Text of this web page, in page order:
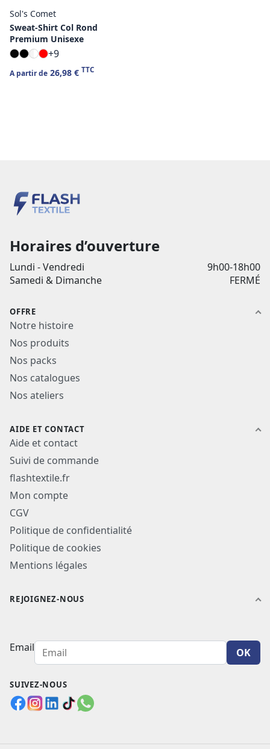
Sol's Comet
Sweat-Shirt Col Rond
Premium Unisexe
+9
A partir de 26,98 € TTC
Horaires d’ouverture
Lundi - Vendredi
9h00-18h00
Samedi & Dimanche
FERMÉ
OFFRE
Notre histoire
Nos produits
Nos packs
Nos catalogues
Nos ateliers
AIDE ET CONTACT
Aide et contact
Suivi de commande
flashtextile.fr
Mon compte
CGV
Politique de confidentialité
Politique de cookies
Mentions légales
REJOIGNEZ-NOUS
Email OK
SUIVEZ-NOUS